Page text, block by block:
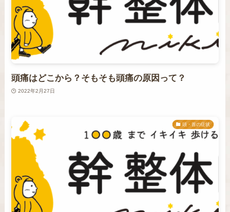
頭痛はどこから？そもそも頭痛の原因って？
2022年2月27日
頭・首の症状